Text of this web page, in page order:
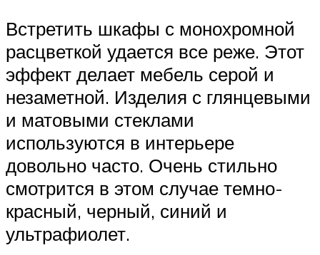
Встретить шкафы с монохромной
расцветкой удается все реже. Этот
эффект делает мебель серой и
незаметной. Изделия с глянцевыми
и матовыми стеклами
используются в интерьере
довольно часто. Очень стильно
смотрится в этом случае темно-
красный, черный, синий и
ультрафиолет.